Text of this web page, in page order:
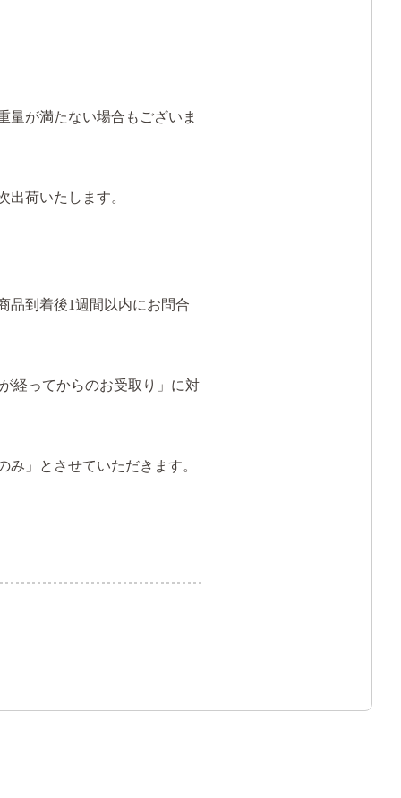
量が満たない場合もございま
荷いたします。
品到着後1週間以内にお問合
経ってからのお受取り」に対
」とさせていただきます。